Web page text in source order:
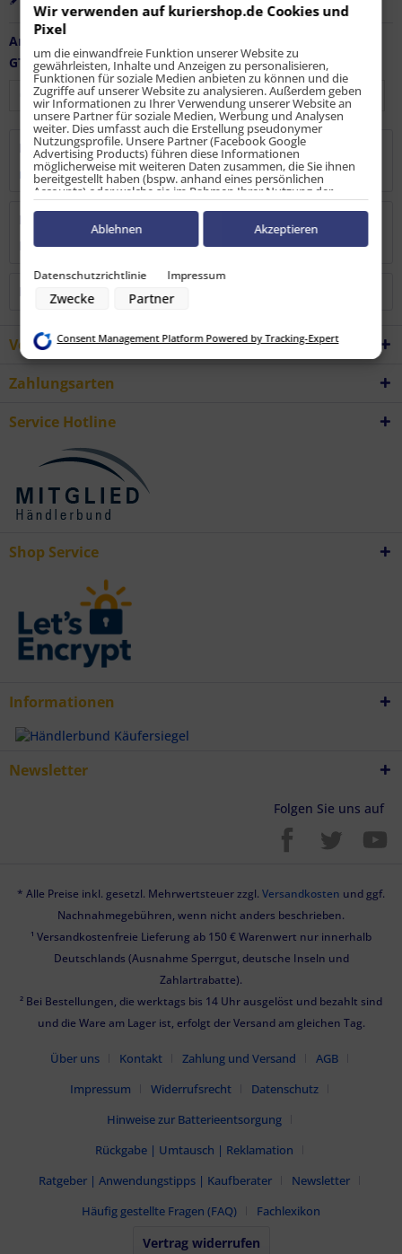
Artikel-Nr.:
GTIN / EAN:
9010486085669
Beschreibung
mehr
Bewertungen
Bewertungen lesen, schreiben und diskutieren...mehr
Kunden haben sich ebenfalls angesehen
Vorteile
Zahlungsarten
Service Hotline
Shop Service
Informationen
Newsletter
Folgen Sie uns auf
* Alle Preise inkl. gesetzl. Mehrwertsteuer zzgl. Versandkosten und ggf.
Nachnahmegebühren, wenn nicht anders beschrieben.
¹ Versandkostenfreie Lieferung ab 150 € Warenwert nur innerhalb
Deutschlands (Ausnahme Sperrgut, deutsche Inseln und
Zahlartrabatte).
² Bei Bestellungen, die werktags bis 14 Uhr ausgelöst und bezahlt sind
und die Ware am Lager ist, erfolgt der Versand am gleichen Tag.
Über uns Kontakt Zahlung und Versand
AGB
Impressum
Widerrufsrecht
Datenschutz
Hinweise zur Batterieentsorgung
Rückgabe | Umtausch | Reklamation
Ratgeber | Anwendungstipps | Kaufberater
Newsletter
Häufig gestellte Fragen (FAQ)
Fachlexikon
Vertrag widerrufen
Wir verwenden auf kuriershop.de Cookies und
Pixel
um die einwandfreie Funktion unserer Website zu
gewährleisten, Inhalte und Anzeigen zu personalisieren,
Funktionen für soziale Medien anbieten zu können und die
Zugriffe auf unserer Website zu analysieren. Außerdem geben
wir Informationen zu Ihrer Verwendung unserer Website an
unsere Partner für soziale Medien, Werbung und Analysen
weiter. Dies umfasst auch die Erstellung pseudonymer
Nutzungsprofile. Unsere Partner (Facebook Google
Advertising Products) führen diese Informationen
möglicherweise mit weiteren Daten zusammen, die Sie ihnen
bereitgestellt haben (bspw. anhand eines persönlichen
Accounts) oder welche sie im Rahmen Ihrer Nutzung der
Dienste gesammelt haben (bspw. Nutzungsdaten anderer
Geräte). Ihre Einwilligung zur Nutzung von Cookies und Pixeln
können Sie jederzeit widerrufen, indem Sie auf den
Datenschutz-Button links unten klicken und dort die
Zwecke der Datenverarbeitung durch unsere Partner:
Speichern von oder Zugriff auf Informationen auf einem Endgerät
Verwendung von Profilen zur Auswahl personalisierter Werbung
Messung der Werbeleistung
Messung der Performance von Inhalten
Daten aus verschiedenen Quellen
Verwendung reduzierter Daten zur Auswahl von Inhalten
Besondere Features:
Verwendung genauer Standortdaten
Endgeräteeigenschaften zur Identifikation aktiv abfragen
Datenschutzrichtlinie Impressum
Zwecke Partner
Ablehnen Akzeptieren
Consent Management Platform Powered by Tracking-Expert